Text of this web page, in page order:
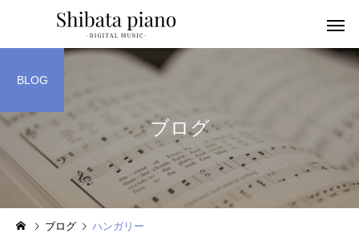
幼児音感レッスン
小・中・高・
ッスン
ブログ
BLOG
ブログ ハンガリー